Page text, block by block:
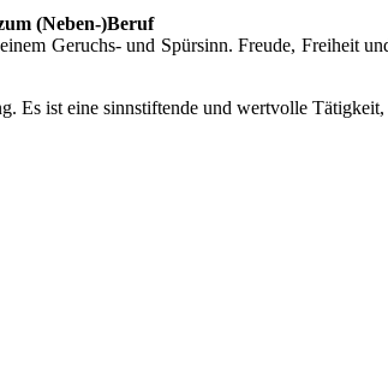
(Neben-)Beruf
Geruchs- und Spürsinn. Freude, Freiheit
Es ist eine sinnstiftende und wertvolle